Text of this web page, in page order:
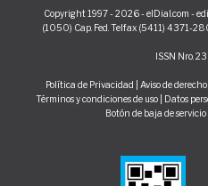
Copyright 1997 - 2026 - elDial.com -
(1050) Cap. Fed. Telfax (5411) 4371-
ISSN Nro.
Política de Privacidad Aviso de
Términos y condiciones de uso| Datos
Botón de baja de